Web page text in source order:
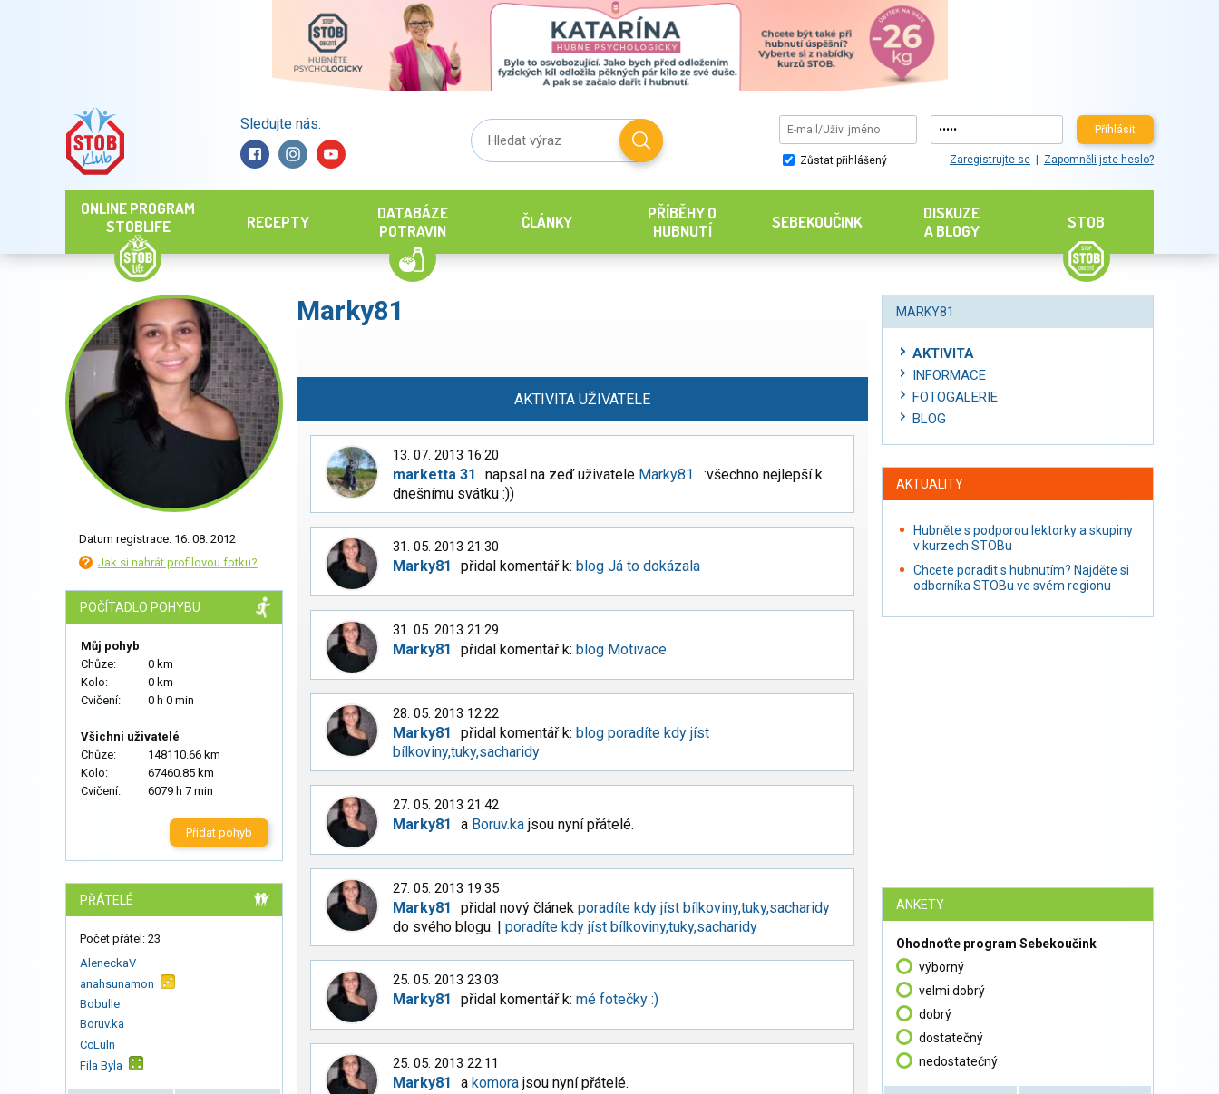
Sledujte nás: Přihlásit
Zůstat přihlášený Zaregistrujte se Zapomněli jste heslo?
ONLINE PROGRAM
STOBLIFE
RECEPTY
DATABÁZE
POTRAVIN
ČLÁNKY
PŘÍBĚHY O
HUBNUTÍ
SEBEKOUČINK
DISKUZE
A BLOGY
STOB
Datum registrace: 16. 08. 2012
Jak si nahrát profilovou fotku?
POČÍTADLO POHYBU
Můj pohyb
Chůze:
0 km
Kolo:
0 km
Cvičení:
0 h 0 min
Všichni uživatelé
Chůze:
148110.66 km
Kolo:
67460.85 km
Cvičení:
6079 h 7 min
Přidat pohyb
PŘÁTELÉ
Počet přátel: 23
AleneckaV
anahsunamon
Bobulle
Boruv.ka
CcLuln
Fila Byla
Marky81
AKTIVITA UŽIVATELE
13. 07. 2013 16:20
marketta 31 napsal na zeď uživatele Marky81
:všechno nejlepší k
dnešnímu svátku :))
31. 05. 2013 21:30
Marky81 přidal komentář k:blog Já to dokázala
31. 05. 2013 21:29
Marky81 přidal komentář k:blog Motivace
28. 05. 2013 12:22
Marky81 přidal komentář k:blog poradíte kdy jíst
bílkoviny,tuky,sacharidy
27. 05. 2013 21:42
Marky81 a Boruv.ka jsou nyní přátelé.
27. 05. 2013 19:35
Marky81 přidal nový článekporadíte kdy jíst bílkoviny,tuky,sacharidy
do svého blogu. | poradíte kdy jíst bílkoviny,tuky,sacharidy
25. 05. 2013 23:03
Marky81 přidal komentář k:mé fotečky :)
25. 05. 2013 22:11
Marky81 akomora jsou nyní přátelé.
MARKY81
AKTIVITA
INFORMACE
FOTOGALERIE
BLOG
AKTUALITY
Hubněte s podporou lektorky a skupiny
v kurzech STOBu
Chcete poradit s hubnutím? Najděte si
odborníka STOBu ve svém regionu
ANKETY
Ohodnoťte program Sebekoučink
výborný
velmi dobrý
dobrý
dostatečný
nedostatečný